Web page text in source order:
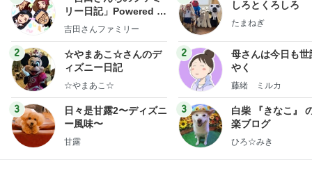
リー日記」Powered b
y Ameba 吉田さんファ
ログ
吉田さんファミリー
2
☆やまあこ☆さんのデ
ィズニー日記
☆やまあこ☆
3
日々是甘露2〜ディズニ
ー風味〜
甘露
しろとくろしろ
たまねぎ
2
母さんは今日も世
やく
藤緒 ミルカ
3
白柴 『きなこ』
楽ブログ
ひろ☆みき